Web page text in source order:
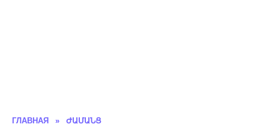
ГЛАВНАЯ » ԺԱՄԱՆՑ